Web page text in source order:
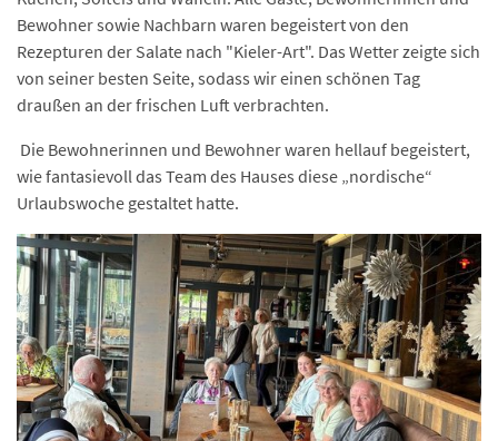
Bewohner sowie Nachbarn waren begeistert von den
Rezepturen der Salate nach "Kieler-Art". Das Wetter zeigte sich
von seiner besten Seite, sodass wir einen schönen Tag
draußen an der frischen Luft verbrachten.
Die Bewohnerinnen und Bewohner waren hellauf begeistert,
wie fantasievoll das Team des Hauses diese „nordische“
Urlaubswoche gestaltet hatte.